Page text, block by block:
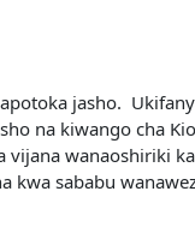
jasho.
na kiwango cha
wanaoshiriki
kwa sababu